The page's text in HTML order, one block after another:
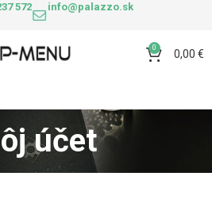
572 info@palazzo.sk
0 0,00 €
účet